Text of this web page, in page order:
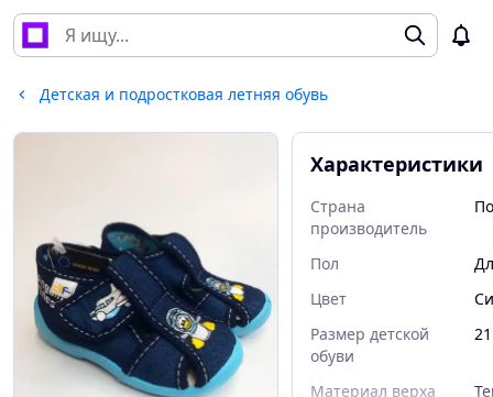
Детская и подростковая летняя обувь
Характеристики
Страна
производитель
Пол
Цвет
Размер детской
обуви
21
Материал верха